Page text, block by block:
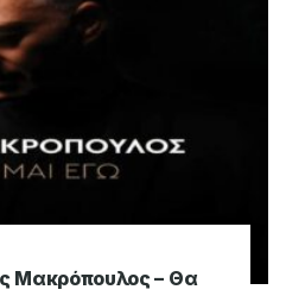
Μακρόπουλος – Θα